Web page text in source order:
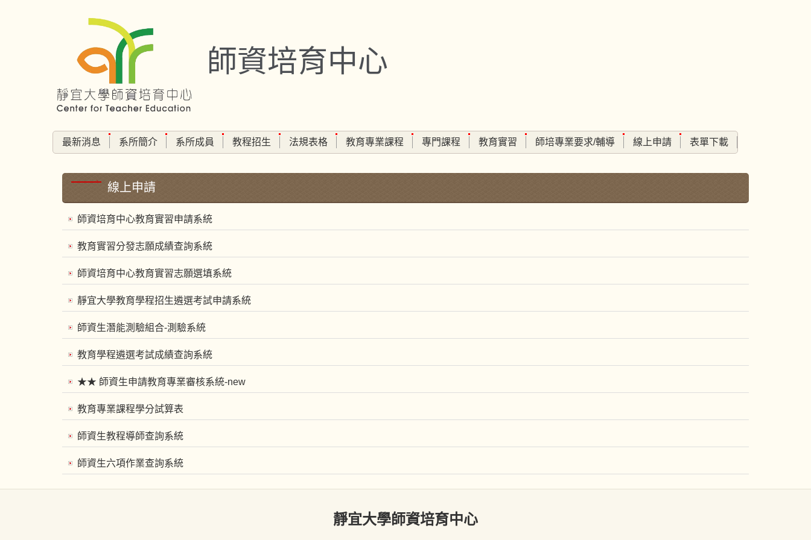
師資培育中心
最新消息 系所簡介 系所成員 教程招生 法規表格 教育專業課程 專門課程 教育實習 師培專業要求/輔導 線上申請 表單下載
線上申請
師資培育中心教育實習申請系統
教育實習分發志願成績查詢系統
師資培育中心教育實習志願選填系統
靜宜大學教育學程招生遴選考試申請系統
師資生潛能測驗組合-測驗系統
教育學程遴選考試成績查詢系統
★★ 師資生申請教育專業審核系統-new
教育專業課程學分試算表
師資生教程導師查詢系統
師資生六項作業查詢系統
靜宜大學師資培育中心